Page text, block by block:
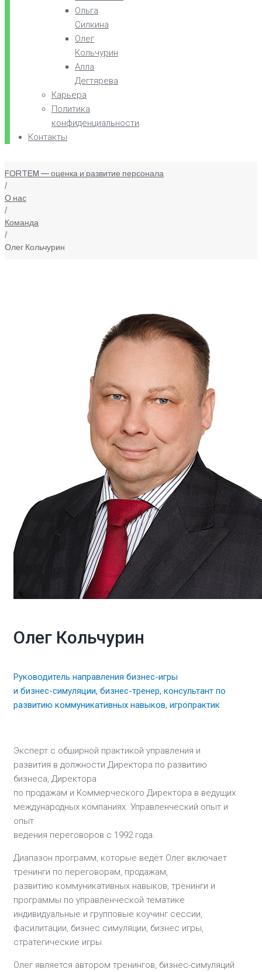
Ольга
Силкина
Олег
Кольчурин
Алла
Дегтярева
Карьера
Политика
конфиденциальности
Контакты
FORTEM — оценка и развитие персонала
/
О нас
/
Команда
/
Олег Кольчурин
Олег Кольчурин
Руководитель направления бизнес-игры
и бизнес-симуляции, бизнес-тренер, консультант по
развитию коммуникативных навыков, игропрактик
Эксперт с обширной практикой управления и
развития в должности Директора по развитию
бизнеса, Директора
по продажам и Коммерческого Директора в ведущих
международных компаниях. Управленческий опыт и
опыт
ведения переговоров с 1992 года.
Диапазон программ, которые ведёт Олег включает
тренинги по переговорам, продажам,
развитию коммуникативных навыков, тренинги и
программы по управленческой тематике
индивидуальные и групповые коучинг сессии,
фасилитации, бизнес симуляции, бизнес игры,
стратегические игры.
Олег является автором тренингов, бизнес-симуляций